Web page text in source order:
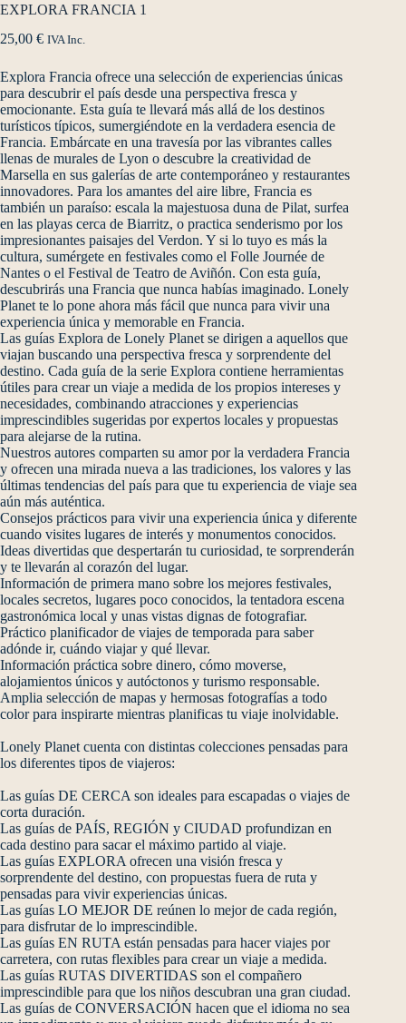
EXPLORA FRANCIA 1
25,00 € IVA Inc.
Explora Francia ofrece una selección de experiencias únicas
para descubrir el país desde una perspectiva fresca y
emocionante. Esta guía te llevará más allá de los destinos
turísticos típicos, sumergiéndote en la verdadera esencia de
Francia. Embárcate en una travesía por las vibrantes calles
llenas de murales de Lyon o descubre la creatividad de
Marsella en sus galerías de arte contemporáneo y restaurantes
innovadores. Para los amantes del aire libre, Francia es
también un paraíso: escala la majestuosa duna de Pilat, surfea
en las playas cerca de Biarritz, o practica senderismo por los
impresionantes paisajes del Verdon. Y si lo tuyo es más la
cultura, sumérgete en festivales como el Folle Journée de
Nantes o el Festival de Teatro de Aviñón. Con esta guía,
descubrirás una Francia que nunca habías imaginado. Lonely
Planet te lo pone ahora más fácil que nunca para vivir una
experiencia única y memorable en Francia.
Las guías Explora de Lonely Planet se dirigen a aquellos que
viajan buscando una perspectiva fresca y sorprendente del
destino. Cada guía de la serie Explora contiene herramientas
útiles para crear un viaje a medida de los propios intereses y
necesidades, combinando atracciones y experiencias
imprescindibles sugeridas por expertos locales y propuestas
para alejarse de la rutina.
Nuestros autores comparten su amor por la verdadera Francia
y ofrecen una mirada nueva a las tradiciones, los valores y las
últimas tendencias del país para que tu experiencia de viaje sea
aún más auténtica.
Consejos prácticos para vivir una experiencia única y diferente
cuando visites lugares de interés y monumentos conocidos.
Ideas divertidas que despertarán tu curiosidad, te sorprenderán
y te llevarán al corazón del lugar.
Información de primera mano sobre los mejores festivales,
locales secretos, lugares poco conocidos, la tentadora escena
gastronómica local y unas vistas dignas de fotografiar.
Práctico planificador de viajes de temporada para saber
adónde ir, cuándo viajar y qué llevar.
Información práctica sobre dinero, cómo moverse,
alojamientos únicos y autóctonos y turismo responsable.
Amplia selección de mapas y hermosas fotografías a todo
color para inspirarte mientras planificas tu viaje inolvidable.
Lonely Planet cuenta con distintas colecciones pensadas para
los diferentes tipos de viajeros:
Las guías DE CERCA son ideales para escapadas o viajes de
corta duración.
Las guías de PAÍS, REGIÓN y CIUDAD profundizan en
cada destino para sacar el máximo partido al viaje.
Las guías EXPLORA ofrecen una visión fresca y
sorprendente del destino, con propuestas fuera de ruta y
pensadas para vivir experiencias únicas.
Las guías LO MEJOR DE reúnen lo mejor de cada región,
para disfrutar de lo imprescindible.
Las guías EN RUTA están pensadas para hacer viajes por
carretera, con rutas flexibles para crear un viaje a medida.
Las guías RUTAS DIVERTIDAS son el compañero
imprescindible para que los niños descubran una gran ciudad.
Las guías de CONVERSACIÓN hacen que el idioma no sea